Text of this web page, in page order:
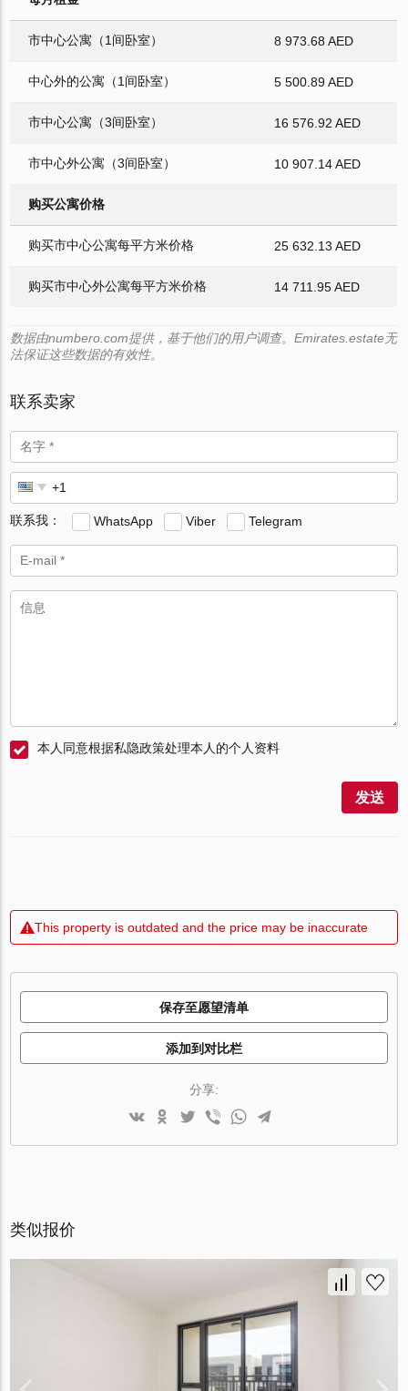
市中心公寓（1间卧室） 8 973.68 AED
中心外的公寓（1间卧室） 5 500.89 AED
市中心公寓（3间卧室） 16 576.92 AED
市中心外公寓（3间卧室） 10 907.14 AED
购买公寓价格
购买市中心公寓每平方米价格 25 632.13 AED
购买市中心外公寓每平方米价格 14 711.95 AED
数据由numbero.com提供，基于他们的用户调查。Emirates.estate无
法保证这些数据的有效性。
联系卖家
联系我： WhatsApp Viber Telegram
本人同意根据私隐政策处理本人的个人资料
发送
This property is outdated and the price may be inaccurate
保存至愿望清单
添加到对比栏
分享:
类似报价